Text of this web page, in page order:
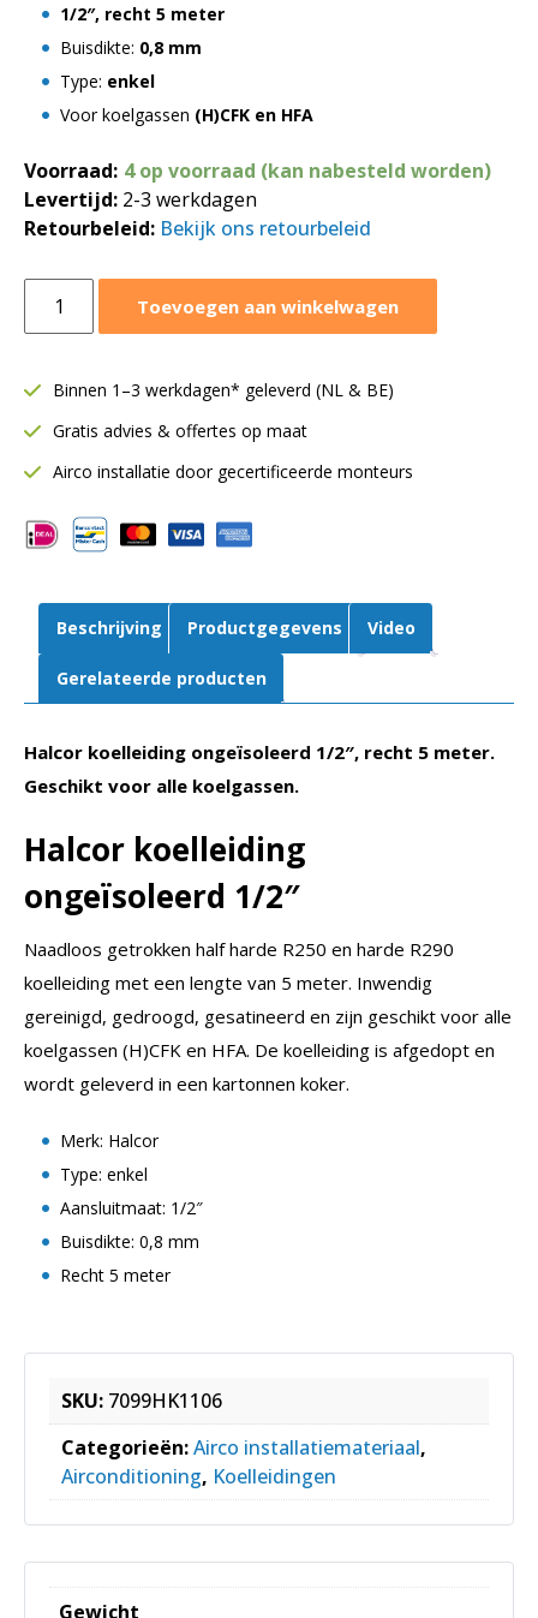
1/2″, recht 5 meter
Buisdikte: 0,8 mm
Type: enkel
Voor koelgassen (H)CFK en HFA
Voorraad: 4 op voorraad (kan nabesteld worden)
Levertijd: 2-3 werkdagen
Retourbeleid: Bekijk ons retourbeleid
koelleiding
|
Recht
meter
aantal
Toevoegen aan winkelwagen
Binnen 1–3 werkdagen* geleverd (NL & BE)
Gratis advies & offertes op maat
Airco installatie door gecertificeerde monteurs
Beschrijving Productgegevens Video
Gerelateerde producten
Halcor koelleiding ongeïsoleerd 1/2″, recht 5 meter.
Geschikt voor alle koelgassen.
Halcor koelleiding
ongeïsoleerd 1/2″
Naadloos getrokken half harde R250 en harde R290
koelleiding met een lengte van 5 meter. Inwendig
gereinigd, gedroogd, gesatineerd en zijn geschikt voor alle
koelgassen (H)CFK en HFA. De koelleiding is afgedopt en
wordt geleverd in een kartonnen koker.
Merk: Halcor
Type: enkel
Aansluitmaat: 1/2″
Buisdikte: 0,8 mm
Recht 5 meter
SKU: 7099HK1106
Categorieën:Airco installatiemateriaal,
Airconditioning, Koelleidingen
Gewicht